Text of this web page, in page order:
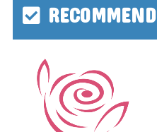
RECOMMEND